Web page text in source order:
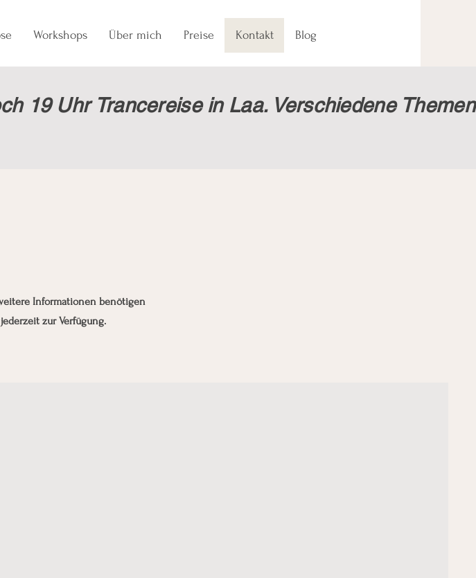
Workshops Über mich Preise Kontakt Blog
19 Uhr Trancereise in Laa. Verschiedene Themen
Informationen benötigen
zur Verfügung.